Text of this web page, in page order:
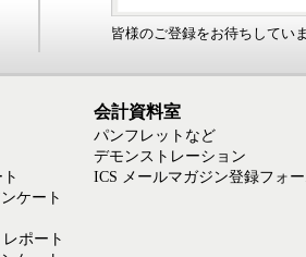
皆様のご登録をお待ちしてい
ケート
ポート
会計資料室
パンフレットなど
デモンストレーション
ICS メールマガジン登録フォ